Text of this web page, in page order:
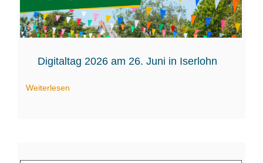
Digitaltag 2026 am 26. Juni in Iserlohn
Weiterlesen